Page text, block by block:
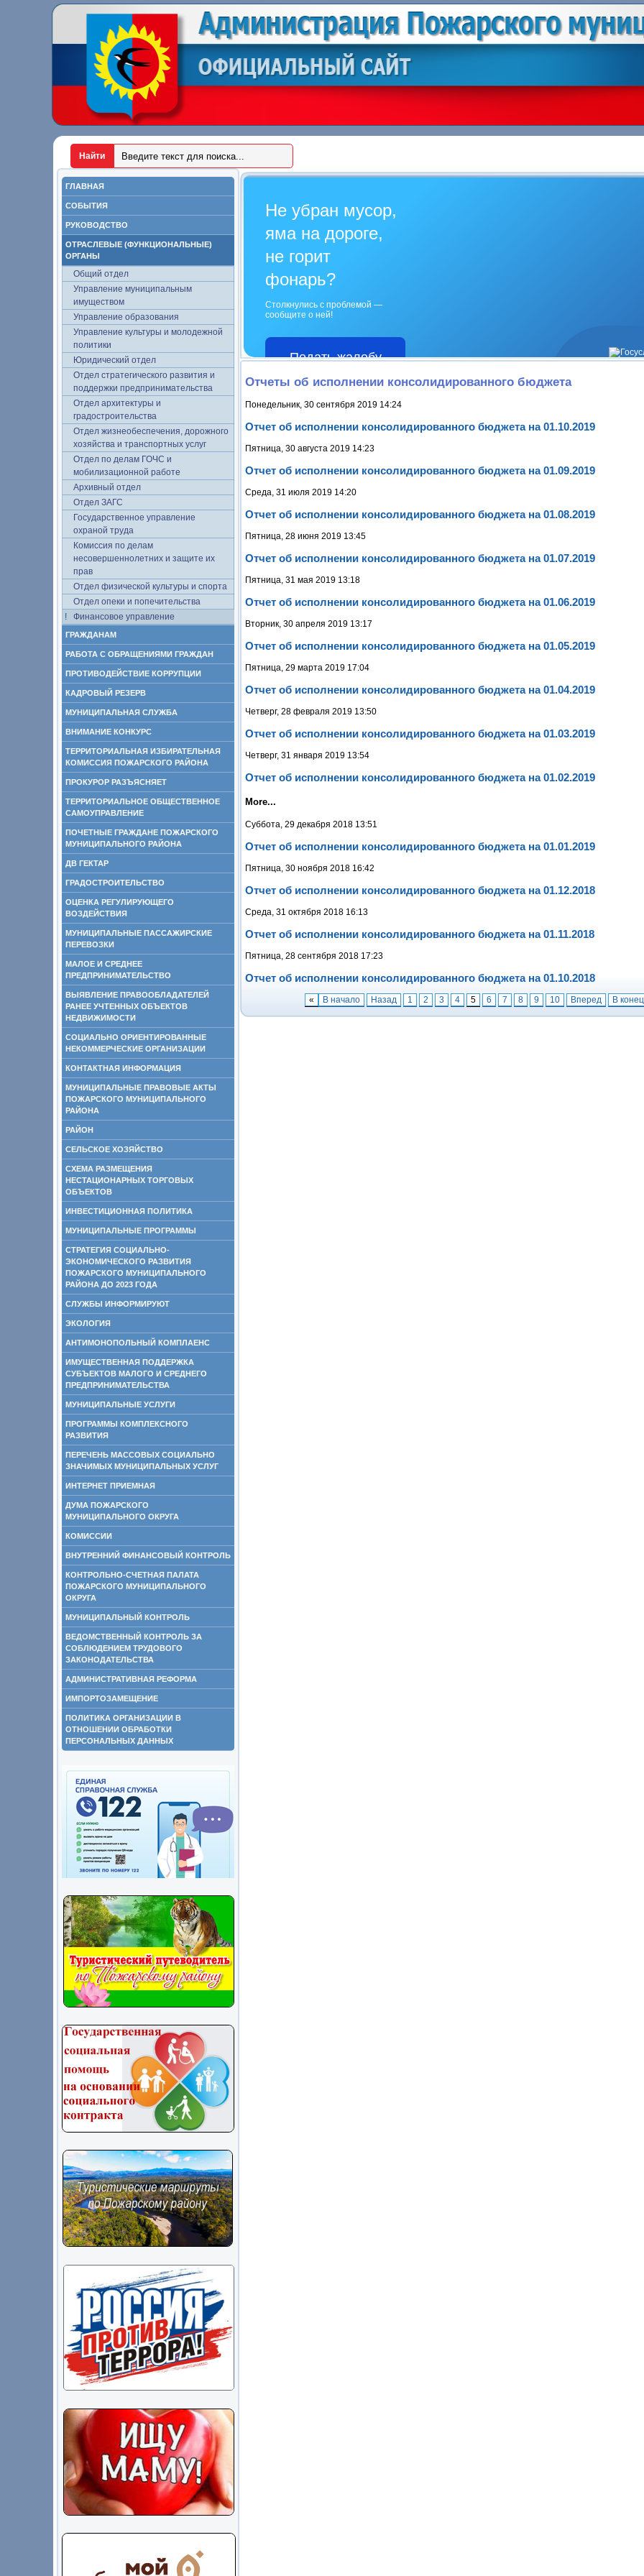
ГЛАВНАЯ
СОБЫТИЯ
РУКОВОДСТВО
ОТРАСЛЕВЫЕ (ФУНКЦИОНАЛЬНЫЕ)
ОРГАНЫ
Общий отдел
Управление муниципальным
имуществом
Управление образования
Управление культуры и молодежной
политики
Юридический отдел
Отдел стратегического развития и
поддержки предпринимательства
Отдел архитектуры и
градостроительства
Отдел жизнеобеспечения, дорожного
хозяйства и транспортных услуг
Отдел по делам ГОЧС и
мобилизационной работе
Архивный отдел
Отдел ЗАГС
Государственное управление
охраной труда
Комиссия по делам
несовершеннолетних и защите их
прав
Отдел физической культуры и спорта
Отдел опеки и попечительства
Финансовое управление
ГРАЖДАНАМ
РАБОТА С ОБРАЩЕНИЯМИ ГРАЖДАН
ПРОТИВОДЕЙСТВИЕ КОРРУПЦИИ
КАДРОВЫЙ РЕЗЕРВ
МУНИЦИПАЛЬНАЯ СЛУЖБА
ВНИМАНИЕ КОНКУРС
ТЕРРИТОРИАЛЬНАЯ ИЗБИРАТЕЛЬНАЯ
КОМИССИЯ ПОЖАРСКОГО РАЙОНА
ПРОКУРОР РАЗЪЯСНЯЕТ
ТЕРРИТОРИАЛЬНОЕ ОБЩЕСТВЕННОЕ
САМОУПРАВЛЕНИЕ
ПОЧЕТНЫЕ ГРАЖДАНЕ ПОЖАРСКОГО
МУНИЦИПАЛЬНОГО РАЙОНА
ДВ ГЕКТАР
ГРАДОСТРОИТЕЛЬСТВО
ОЦЕНКА РЕГУЛИРУЮЩЕГО
ВОЗДЕЙСТВИЯ
МУНИЦИПАЛЬНЫЕ ПАССАЖИРСКИЕ
ПЕРЕВОЗКИ
МАЛОЕ И СРЕДНЕЕ
ПРЕДПРИНИМАТЕЛЬСТВО
ВЫЯВЛЕНИЕ ПРАВООБЛАДАТЕЛЕЙ
РАНЕЕ УЧТЕННЫХ ОБЪЕКТОВ
НЕДВИЖИМОСТИ
СОЦИАЛЬНО ОРИЕНТИРОВАННЫЕ
НЕКОММЕРЧЕСКИЕ ОРГАНИЗАЦИИ
КОНТАКТНАЯ ИНФОРМАЦИЯ
МУНИЦИПАЛЬНЫЕ ПРАВОВЫЕ АКТЫ
ПОЖАРСКОГО МУНИЦИПАЛЬНОГО
РАЙОНА
РАЙОН
СЕЛЬСКОЕ ХОЗЯЙСТВО
СХЕМА РАЗМЕЩЕНИЯ
НЕСТАЦИОНАРНЫХ ТОРГОВЫХ
ОБЪЕКТОВ
ИНВЕСТИЦИОННАЯ ПОЛИТИКА
МУНИЦИПАЛЬНЫЕ ПРОГРАММЫ
СТРАТЕГИЯ СОЦИАЛЬНО-
ЭКОНОМИЧЕСКОГО РАЗВИТИЯ
ПОЖАРСКОГО МУНИЦИПАЛЬНОГО
РАЙОНА ДО 2023 ГОДА
СЛУЖБЫ ИНФОРМИРУЮТ
ЭКОЛОГИЯ
АНТИМОНОПОЛЬНЫЙ КОМПЛАЕНС
ИМУЩЕСТВЕННАЯ ПОДДЕРЖКА
СУБЪЕКТОВ МАЛОГО И СРЕДНЕГО
ПРЕДПРИНИМАТЕЛЬСТВА
МУНИЦИПАЛЬНЫЕ УСЛУГИ
ПРОГРАММЫ КОМПЛЕКСНОГО
РАЗВИТИЯ
ПЕРЕЧЕНЬ МАССОВЫХ СОЦИАЛЬНО
ЗНАЧИМЫХ МУНИЦИПАЛЬНЫХ УСЛУГ
ИНТЕРНЕТ ПРИЕМНАЯ
ДУМА ПОЖАРСКОГО
МУНИЦИПАЛЬНОГО ОКРУГА
КОМИССИИ
ВНУТРЕННИЙ ФИНАНСОВЫЙ КОНТРОЛЬ
КОНТРОЛЬНО-СЧЕТНАЯ ПАЛАТА
ПОЖАРСКОГО МУНИЦИПАЛЬНОГО
ОКРУГА
МУНИЦИПАЛЬНЫЙ КОНТРОЛЬ
ВЕДОМСТВЕННЫЙ КОНТРОЛЬ ЗА
СОБЛЮДЕНИЕМ ТРУДОВОГО
ЗАКОНОДАТЕЛЬСТВА
АДМИНИСТРАТИВНАЯ РЕФОРМА
ИМПОРТОЗАМЕЩЕНИЕ
ПОЛИТИКА ОРГАНИЗАЦИИ В
ОТНОШЕНИИ ОБРАБОТКИ
ПЕРСОНАЛЬНЫХ ДАННЫХ
Не убран мусор,
яма на дороге,
не горит
фонарь?
Столкнулись с проблемой —
сообщите о ней!
Подать жалобу
Отчеты об исполнении консолидированного бюджета
Понедельник, 30 сентября 2019 14:24
Отчет об исполнении консолидированного бюджета на 01.10.2019
Пятница, 30 августа 2019 14:23
Отчет об исполнении консолидированного бюджета на 01.09.2019
Среда, 31 июля 2019 14:20
Отчет об исполнении консолидированного бюджета на 01.08.2019
Пятница, 28 июня 2019 13:45
Отчет об исполнении консолидированного бюджета на 01.07.2019
Пятница, 31 мая 2019 13:18
Отчет об исполнении консолидированного бюджета на 01.06.2019
Вторник, 30 апреля 2019 13:17
Отчет об исполнении консолидированного бюджета на 01.05.2019
Пятница, 29 марта 2019 17:04
Отчет об исполнении консолидированного бюджета на 01.04.2019
Четверг, 28 февраля 2019 13:50
Отчет об исполнении консолидированного бюджета на 01.03.2019
Четверг, 31 января 2019 13:54
Отчет об исполнении консолидированного бюджета на 01.02.2019
More...
Суббота, 29 декабря 2018 13:51
Отчет об исполнении консолидированного бюджета на 01.01.2019
Пятница, 30 ноября 2018 16:42
Отчет об исполнении консолидированного бюджета на 01.12.2018
Среда, 31 октября 2018 16:13
Отчет об исполнении консолидированного бюджета на 01.11.2018
Пятница, 28 сентября 2018 17:23
Отчет об исполнении консолидированного бюджета на 01.10.2018
« В начало Назад 1 2 3 4 5 6 7 8 9 10 Вперед В конец